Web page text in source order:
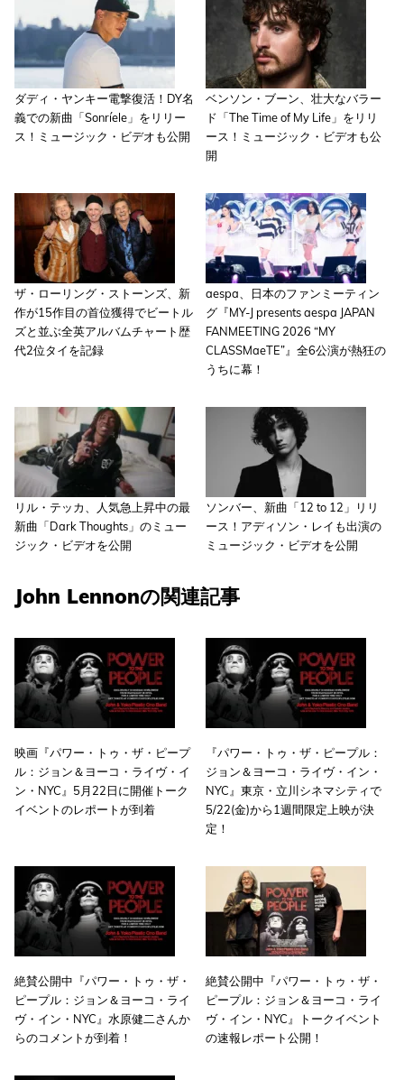
ダディ・ヤンキー電撃復活！DY名
義での新曲「Sonríele」をリリー
ス！ミュージック・ビデオも公開
ベンソン・ブーン、壮大なバラー
ド「The Time of My Life」をリリ
ース！ミュージック・ビデオも公
開
ザ・ローリング・ストーンズ、新
作が15作目の首位獲得でビートル
ズと並ぶ全英アルバムチャート歴
代2位タイを記録
aespa、日本のファンミーティン
グ『MY-J presents aespa JAPAN
FANMEETING 2026 “MY
CLASSMaeTE”』全6公演が熱狂の
うちに幕！
リル・テッカ、人気急上昇中の最
新曲「Dark Thoughts」のミュー
ジック・ビデオを公開
ソンバー、新曲「12 to 12」リリ
ース！アディソン・レイも出演の
ミュージック・ビデオを公開
John Lennonの関連記事
映画『パワー・トゥ・ザ・ピープ
ル：ジョン＆ヨーコ・ライヴ・イ
ン・NYC』5月22日に開催トーク
イベントのレポートが到着
『パワー・トゥ・ザ・ピープル：
ジョン＆ヨーコ・ライヴ・イン・
NYC』東京・立川シネマシティで
5/22(金)から1週間限定上映が決
定！
絶賛公開中『パワー・トゥ・ザ・
ピープル：ジョン＆ヨーコ・ライ
ヴ・イン・NYC』水原健二さんか
らのコメントが到着！
絶賛公開中『パワー・トゥ・ザ・
ピープル：ジョン＆ヨーコ・ライ
ヴ・イン・NYC』トークイベント
の速報レポート公開！